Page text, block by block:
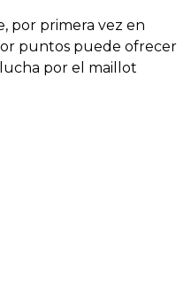
por primera vez en
puntos puede ofrecer
por el maillot